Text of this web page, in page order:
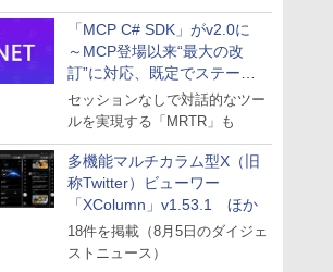
「MCP C# SDK」がv2.0に
～MCP登場以来“最大の改
訂”に対応、既定でステート
レスへ
セッションなしで対話的なツー
ルを実現する「MRTR」も
多機能マルチカラム型X（旧
称Twitter）ビューワー
「XColumn」v1.53.1 ほか
18件を掲載（8月5日のダイジェ
ストニュース）